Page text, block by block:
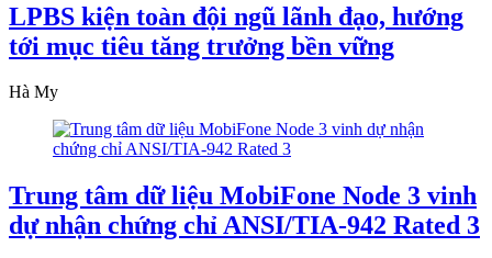
LPBS kiện toàn đội ngũ lãnh đạo, hướng
tới mục tiêu tăng trưởng bền vững
Hà My
Trung tâm dữ liệu MobiFone Node 3 vinh
dự nhận chứng chỉ ANSI/TIA-942 Rated 3